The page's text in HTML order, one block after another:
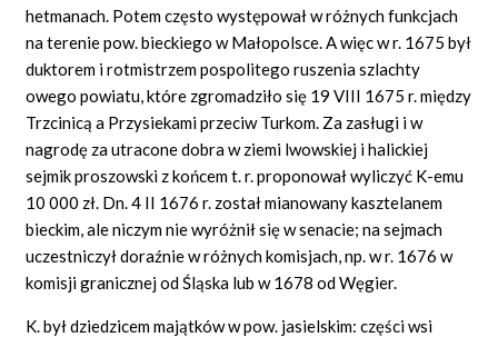
hetmanach. Potem często występował w różnych funkcjach
na terenie pow. bieckiego w Małopolsce. A więc w r. 1675 był
duktorem i rotmistrzem pospolitego ruszenia szlachty
owego powiatu, które zgromadziło się 19 VIII 1675 r. między
Trzcinicą a Przysiekami przeciw Turkom. Za zasługi i w
nagrodę za utracone dobra w ziemi lwowskiej i halickiej
sejmik proszowski z końcem t. r. proponował wyliczyć K-emu
10 000 zł. Dn. 4 II 1676 r. został mianowany kasztelanem
bieckim, ale niczym nie wyróżnił się w senacie; na sejmach
uczestniczył doraźnie w różnych komisjach, np. w r. 1676 w
komisji granicznej od Śląska lub w 1678 od Węgier.
K. był dziedzicem majątków w pow. jasielskim: części wsi